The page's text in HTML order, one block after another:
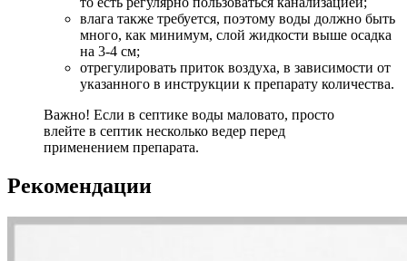
влага также требуется, поэтому воды должно быть
много, как минимум, слой жидкости выше осадка
на 3-4 см;
отрегулировать приток воздуха, в зависимости от
указанного в инструкции к препарату количества.
Важно! Если в септике воды маловато, просто
влейте в септик несколько ведер перед
применением препарата.
Рекомендации